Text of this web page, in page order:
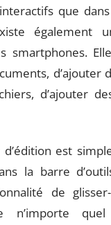
que
également
smartphones.
d’ajouter
d’ajouter
est
la barre
de
n’importe